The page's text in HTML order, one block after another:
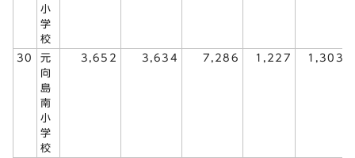
小
学
校
30
元
向
島
南
小
学
校
3,652 3,634 7,286 1,227 1,303